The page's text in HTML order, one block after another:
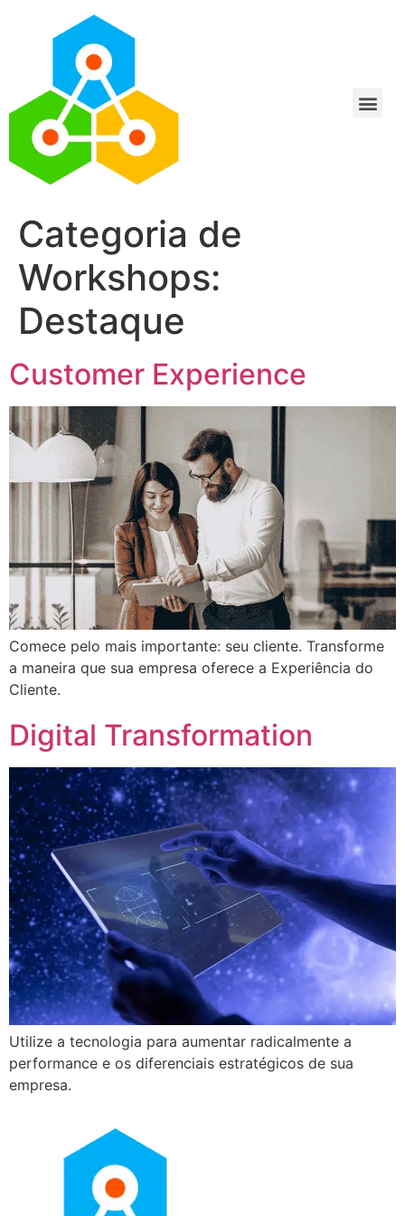
Categoria de
Workshops:
Destaque
Customer Experience
Comece pelo mais importante: seu cliente. Transforme
a maneira que sua empresa oferece a Experiência do
Cliente.
Digital Transformation
Utilize a tecnologia para aumentar radicalmente a
performance e os diferenciais estratégicos de sua
empresa.